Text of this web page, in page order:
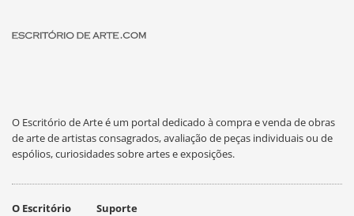
O Escritório de Arte é um portal dedicado à compra e venda de obras
de arte de artistas consagrados, avaliação de peças individuais ou de
espólios, curiosidades sobre artes e exposições.
O Escritório Suporte